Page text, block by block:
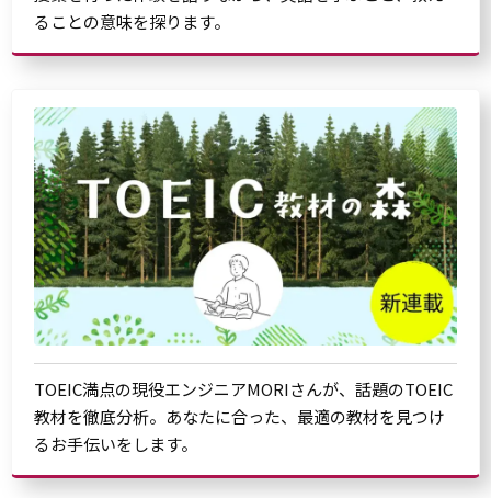
ることの意味を探ります。
TOEIC満点の現役エンジニアMORIさんが、話題のTOEIC
教材を徹底分析。あなたに合った、最適の教材を見つけ
るお手伝いをします。